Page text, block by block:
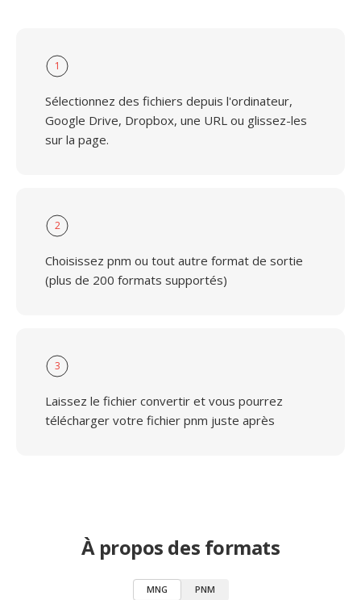
1
Sélectionnez des fichiers depuis l'ordinateur,
Google Drive, Dropbox, une URL ou glissez-les
sur la page.
2
Choisissez pnm ou tout autre format de sortie
(plus de 200 formats supportés)
3
Laissez le fichier convertir et vous pourrez
télécharger votre fichier pnm juste après
À propos des formats
MNG PNM